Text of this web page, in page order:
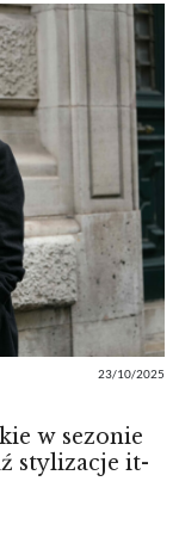
23/10/2025
w sezonie
stylizacje it-